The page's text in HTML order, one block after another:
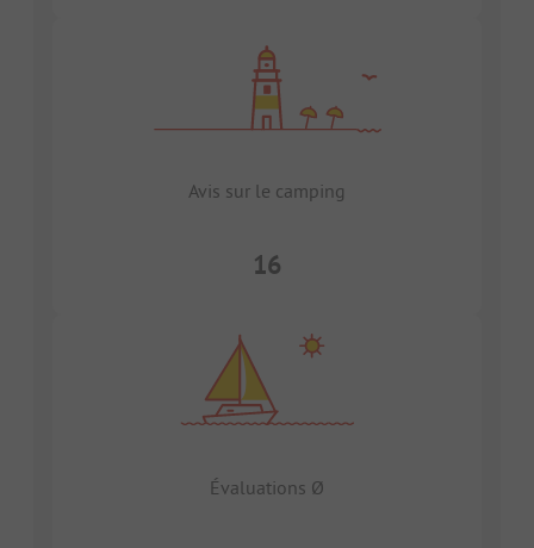
Avis sur le camping
16
Évaluations Ø